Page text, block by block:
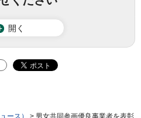
開く
ース）
> 男女共同参画優良事業者を表彰